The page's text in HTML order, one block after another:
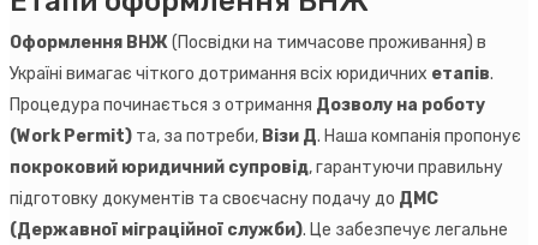
Оформлення ВНЖ(Посвідки на тимчасове проживання) в
Україні вимагає чіткого дотримання всіх юридичних етапів.
Процедура починається з отримання Дозволу на роботу
(Work Permit) та, за потреби, Візи Д. Наша компанія пропонує
покроковий юридичний супровід, гарантуючи правильну
підготовку документів та своєчасну подачу до ДМС
(Державної міграційної служби). Це забезпечує легальне